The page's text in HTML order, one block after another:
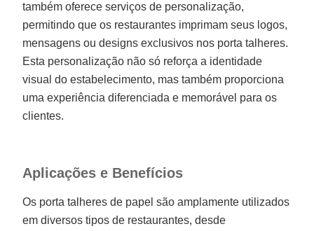
também oferece serviços de personalização,
permitindo que os restaurantes imprimam seus logos,
mensagens ou designs exclusivos nos porta talheres.
Esta personalização não só reforça a identidade
visual do estabelecimento, mas também proporciona
uma experiência diferenciada e memorável para os
clientes.
Aplicações e Benefícios
Os porta talheres de papel são amplamente utilizados
em diversos tipos de restaurantes, desde